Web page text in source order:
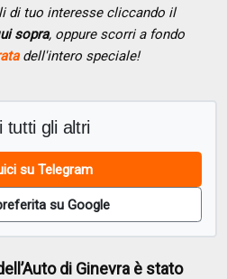
di tuo interesse cliccando il
sopra, oppure scorri a fondo
dell'intero speciale!
tutti gli altri
su Telegram
su Google
di Ginevra è stato